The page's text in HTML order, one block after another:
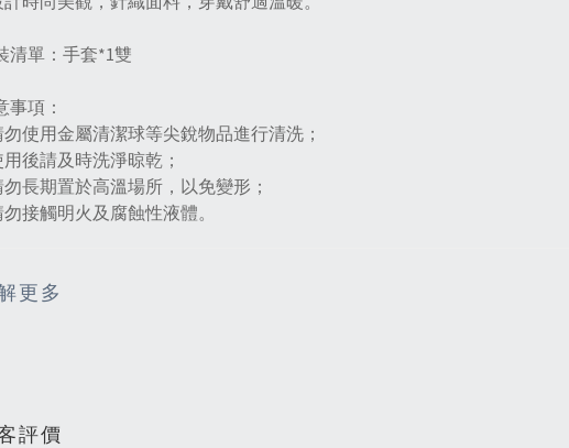
清單：手套*1雙
事項：
勿使用金屬清潔球等尖銳物品進行清洗；
用後請及時洗淨晾乾；
勿長期置於高溫場所，以免變形；
勿接觸明火及腐蝕性液體。
更多
評價